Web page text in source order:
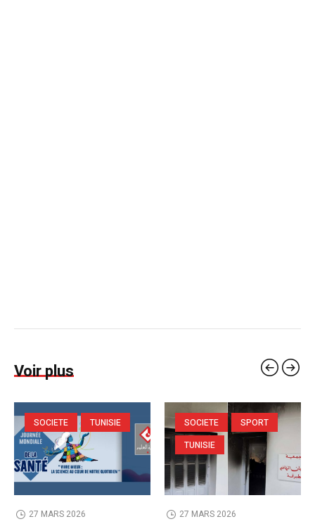
Voir plus
SOCIETE TUNISIE
27 MARS 2026
SOCIETE
SPORT
TUNISIE
27 MARS 2026